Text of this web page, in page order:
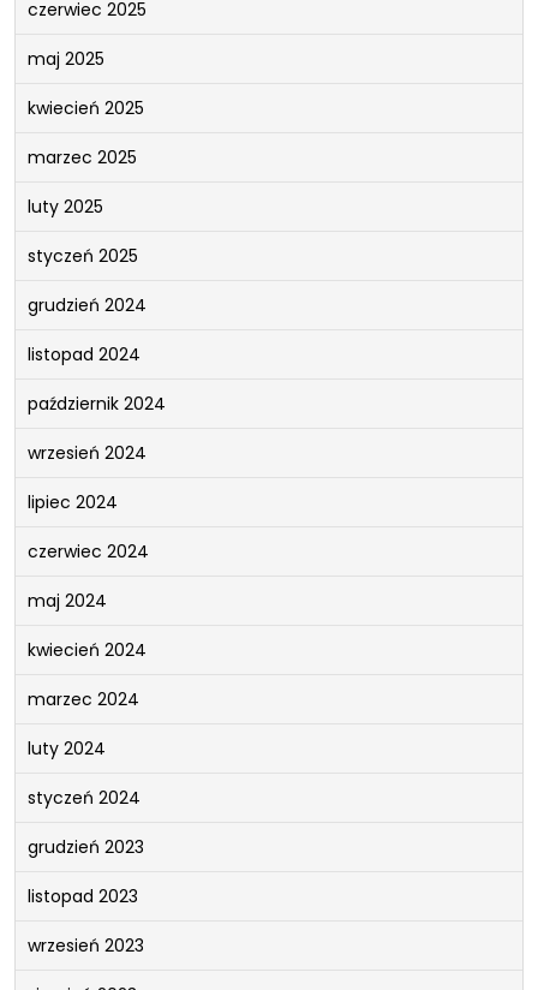
czerwiec 2025
maj 2025
kwiecień 2025
marzec 2025
luty 2025
styczeń 2025
grudzień 2024
listopad 2024
październik 2024
wrzesień 2024
lipiec 2024
czerwiec 2024
maj 2024
kwiecień 2024
marzec 2024
luty 2024
styczeń 2024
grudzień 2023
listopad 2023
wrzesień 2023